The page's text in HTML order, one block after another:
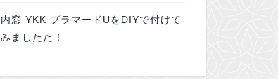
内窓 YKK プラマードUをDIYで付けて
みましたた！